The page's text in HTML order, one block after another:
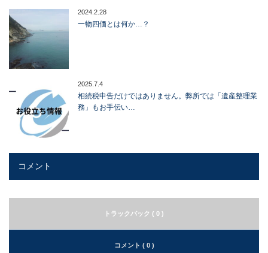
2024.2.28
一物四価とは何か…？
2025.7.4
相続税申告だけではありません。弊所では「遺産整理業
務」もお手伝い…
コメント
トラックバック ( 0 )
コメント ( 0 )